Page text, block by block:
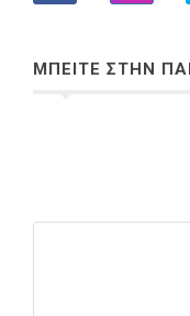
ΜΠΕΙΤΕ ΣΤΗΝ